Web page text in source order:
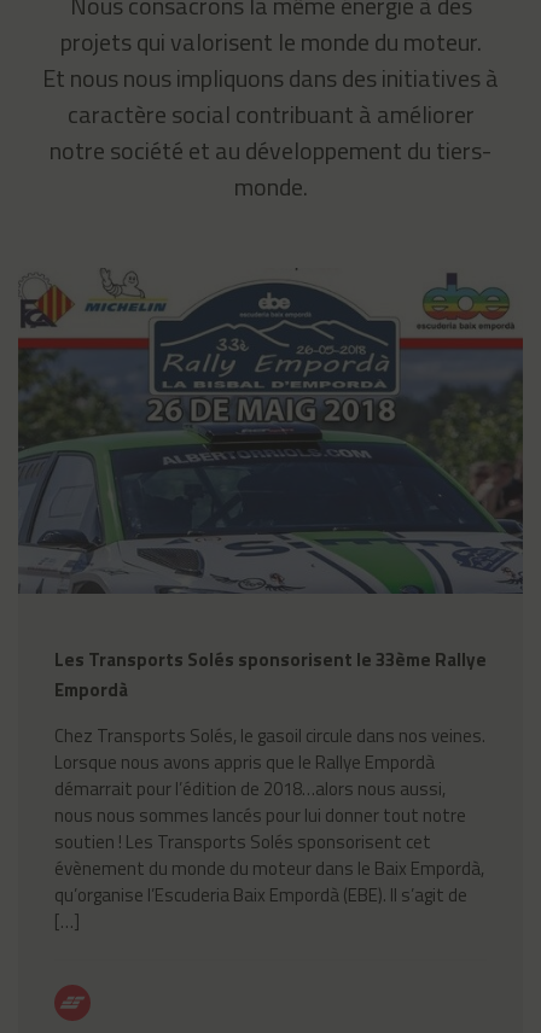
projets qui valorisent le monde du moteur.
Et nous nous impliquons dans des initiatives à
caractère social contribuant à améliorer
notre société et au développement du tiers-
monde.
Les Transports Solés sponsorisent le 33ème Rallye
Empordà
Chez Transports Solés, le gasoil circule dans nos veines.
Lorsque nous avons appris que le Rallye Empordà
démarrait pour l’édition de 2018…alors nous aussi,
nous nous sommes lancés pour lui donner tout notre
soutien ! Les Transports Solés sponsorisent cet
évènement du monde du moteur dans le Baix Empordà,
qu’organise l’Escuderia Baix Empordà (EBE). Il s’agit de
[…]